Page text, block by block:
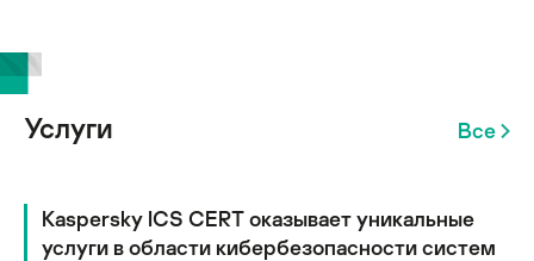
Услуги Все
Kaspersky ICS CERT оказывает уникальные
услуги в области кибербезопасности систем